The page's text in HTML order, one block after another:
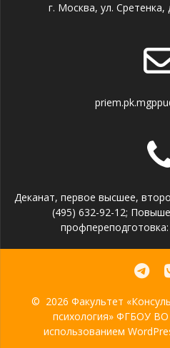
г. Москва, ул. Сретенка,
Деканат, первое высшее,
(495) 632-92-12;
© 2026 Факультет
психология» ФГБОУ
использованием